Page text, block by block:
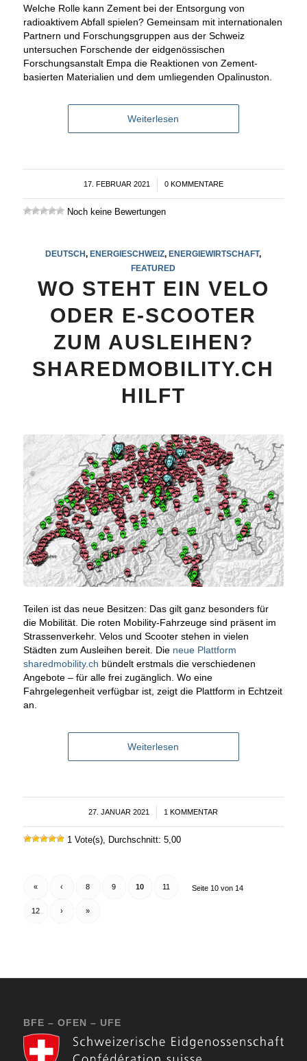
Welche Rolle kann Zement bei der Entsorgung von
radioaktivem Abfall spielen? Gemeinsam mit internationalen
Partnern und Forschungsgruppen aus der Schweiz
untersuchen Forschende der eidgenössischen
Forschungsanstalt Empa die Reaktionen von Zement-
basierten Materialien und dem umliegenden Opalinuston.
Weiterlesen
17. FEBRUAR 2021
/ 0 KOMMENTARE
Noch keine Bewertungen
DEUTSCH,ENERGIESCHWEIZ,ENERGIEWIRTSCHAFT,
FEATURED
WO STEHT EIN VELO
ODER E-SCOOTER
ZUM AUSLEIHEN?
SHAREDMOBILITY.CH
HILFT
Teilen ist das neue Besitzen: Das gilt ganz besonders für
die Mobilität. Die roten Mobility-Fahrzeuge sind präsent im
Strassenverkehr. Velos und Scooter stehen in vielen
Städten zum Ausleihen bereit. Die neue Plattform
sharedmobility.ch bündelt erstmals die verschiedenen
Angebote – für alle frei zugänglich. Wo eine
Fahrgelegenheit verfügbar ist, zeigt die Plattform in Echtzeit
an.
Weiterlesen
27. JANUAR 2021
/ 1 KOMMENTAR
1 Vote(s), Durchschnitt: 5,00
Seite 10 von 14
« ‹ 8 9 10 11
12 › »
BFE – OFEN – UFE